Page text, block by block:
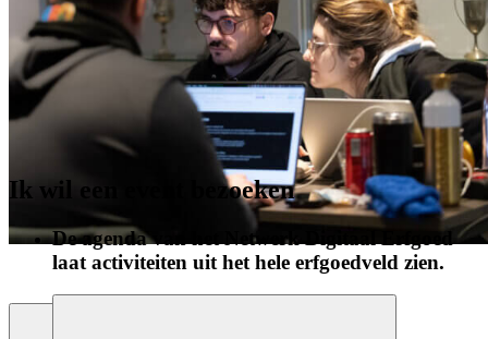
Ik wil een event bezoeken
De agenda van het Netwerk Digitaal Erfgoed
laat activiteiten uit het hele erfgoedveld zien.